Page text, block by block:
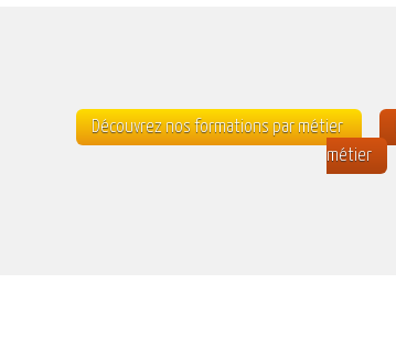
Découvrez nos formations par métier
métier